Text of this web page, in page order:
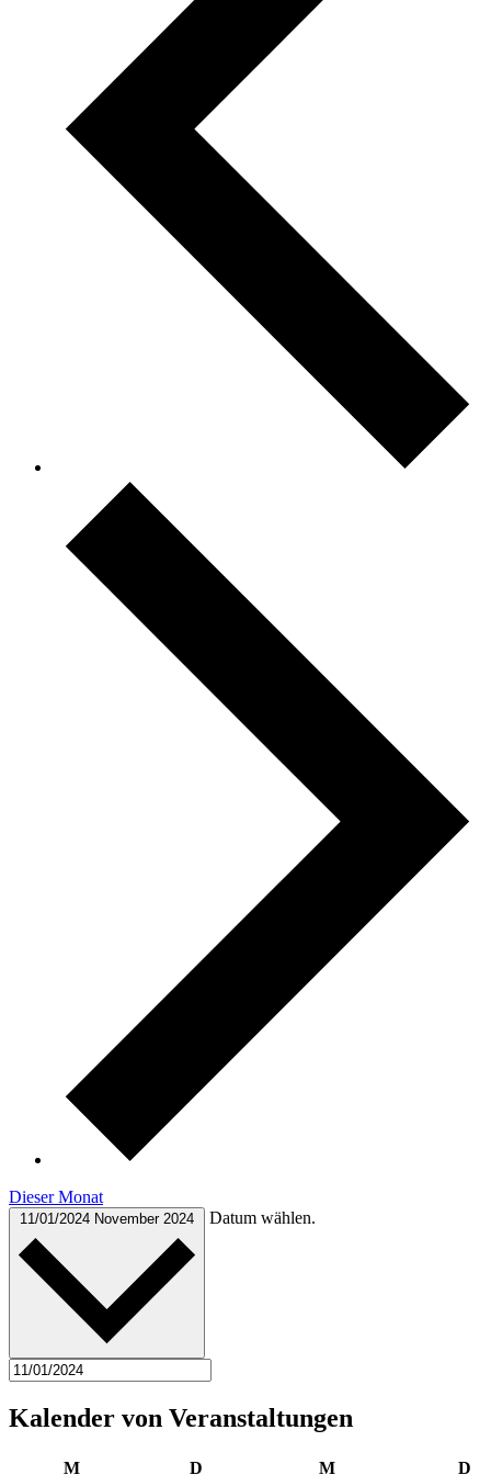
Dieser Monat
11/01/2024 November 2024 Datum wählen.
Kalender von Veranstaltungen
MMontag DDienstag MMittwoch D